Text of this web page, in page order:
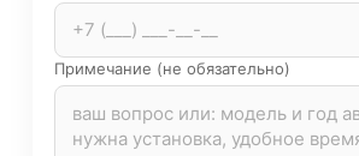
Примечание (не обязательно)